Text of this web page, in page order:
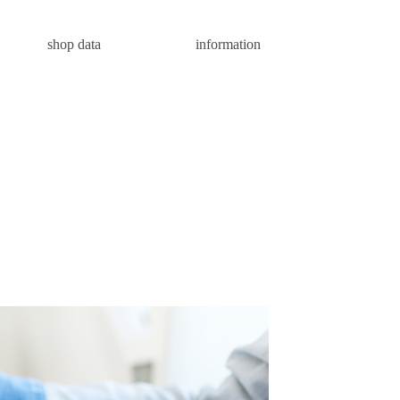
shop data information